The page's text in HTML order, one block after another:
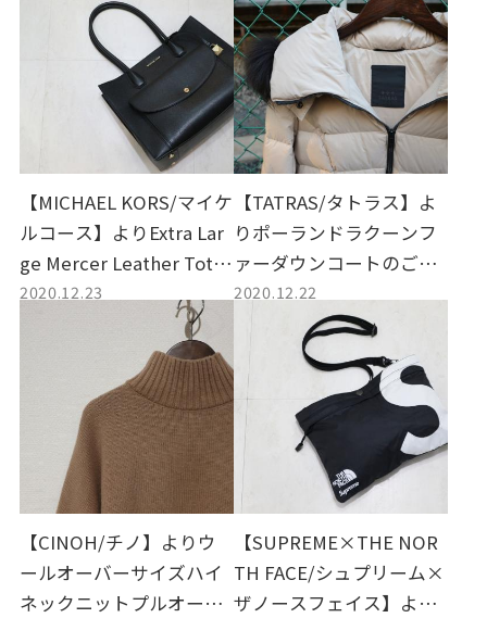
【MICHAEL KORS/マイケ
ルコース】よりExtra Lar
ge Mercer Leather Tote
のご紹介。
2020.12.23
【TATRAS/タトラス】よ
りポーランドラクーンフ
ァーダウンコートのご紹
介。
2020.12.22
【CINOH/チノ】よりウ
ールオーバーサイズハイ
ネックニットプルオーバ
【SUPREME×THE NOR
TH FACE/シュプリーム×
ザノースフェイス】より2